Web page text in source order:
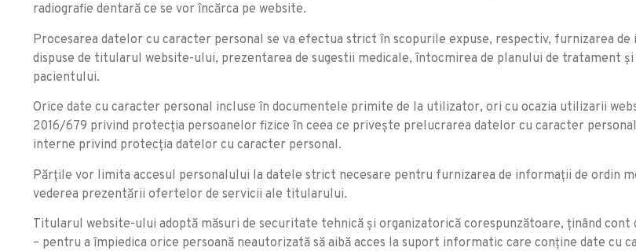
radiografie dentară ce se vor încărca pe website.
Procesarea datelor cu caracter personal se va efectua strict în scopurile expuse, respectiv, furnizarea
dispuse de titularul website-ului, prezentarea de sugestii medicale, întocmirea de planului de tratament
pacientului.
Orice date cu caracter personal incluse în documentele primite de la utilizator, ori cu ocazia utilizarii
2016/679 privind protecția persoanelor fizice în ceea ce privește prelucrarea datelor cu caracter
interne privind protecția datelor cu caracter personal.
Părțile vor limita accesul personalului la datele strict necesare pentru furnizarea de informații de ordin
vederea prezentării ofertelor de servicii ale titularului.
Titularul website-ului adoptă măsuri de securitate tehnică și organizatorică corespunzătoare, ținând
– pentru a împiedica orice persoană neautorizată să aibă acces la suport informatic care conține date